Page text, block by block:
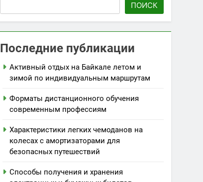
ПОИСК
Последние публикации
Активный отдых на Байкале летом и
зимой по индивидуальным маршрутам
Форматы дистанционного обучения
современным профессиям
Характеристики легких чемоданов на
колесах с амортизаторами для
безопасных путешествий
Способы получения и хранения